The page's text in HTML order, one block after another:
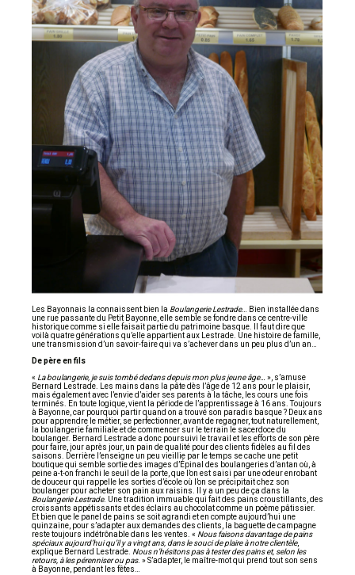
Les Bayonnais la connaissent bien la Boulangerie Lestrade… Bien installée dans
une rue passante du Petit Bayonne, elle semble se fondre dans ce centre-ville
historique comme si elle faisait partie du patrimoine basque. Il faut dire que
voilà quatre générations qu’elle appartient aux Lestrade. Une histoire de famille,
une transmission d’un savoir-faire qui va s’achever dans un peu plus d’un an…
De père en fils
« La boulangerie, je suis tombé dedans depuis mon plus jeune âge…
», s’amuse
Bernard Lestrade. Les mains dans la pâte dès l’âge de 12 ans pour le plaisir,
mais également avec l’envie d’aider ses parents à la tâche, les cours une fois
terminés. En toute logique, vient la période de l’apprentissage à 16 ans. Toujours
à Bayonne, car pourquoi partir quand on a trouvé son paradis basque ? Deux ans
pour apprendre le métier, se perfectionner, avant de regagner, tout naturellement,
la boulangerie familiale et de commencer sur le terrain le sacerdoce du
boulanger. Bernard Lestrade a donc poursuivi le travail et les efforts de son père
pour faire, jour après jour, un pain de qualité pour des clients fidèles au fil des
saisons. Derrière l’enseigne un peu vieillie par le temps se cache une petit
boutique qui semble sortie des images d’Épinal des boulangeries d’antan où, à
peine a-t-on franchi le seuil de la porte, que l’on est saisi par une odeur enrobant
de douceur qui rappelle les sorties d’école où l’on se précipitait chez son
boulanger pour acheter son pain aux raisins. Il y a un peu de ça dans la
Boulangerie Lestrade. Une tradition immuable qui fait des pains croustillants, des
croissants appétissants et des éclairs au chocolat comme un poème pâtissier.
Et bien que le panel de pains se soit agrandi et en compte aujourd’hui une
quinzaine, pour s’adapter aux demandes des clients, la baguette de campagne
reste toujours indétrônable dans les ventes. « Nous faisons davantage de pains
spéciaux aujourd’hui qu’il y a vingt ans, dans le souci de plaire à notre clientèle,
explique Bernard Lestrade. Nous n’hésitons pas à tester des pains et, selon les
retours, à les pérenniser ou pas. » S’adapter, le maître-mot qui prend tout son sens
à Bayonne, pendant les fêtes…